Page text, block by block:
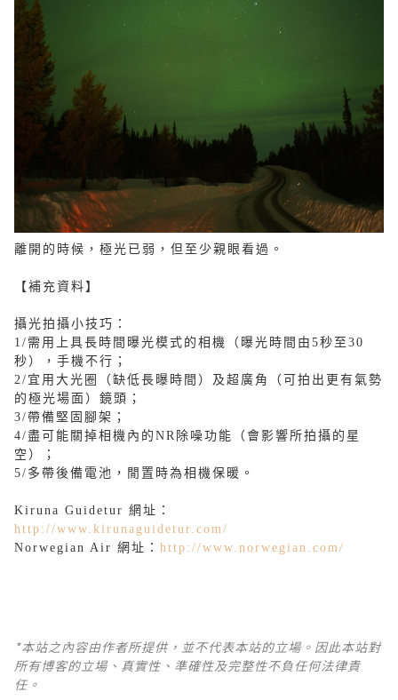
離開的時候，極光已弱，但至少親眼看過。
【補充資料】
攝光拍攝小技巧：
1/需用上具長時間曝光模式的相機（曝光時間由5秒至30
秒），手機不行；
2/宜用大光圈（缺低長曝時間）及超廣角（可拍出更有氣勢
的極光場面）鏡頭；
3/帶備堅固腳架；
4/盡可能關掉相機內的NR除噪功能（會影響所拍攝的星
空）；
5/多帶後備電池，閒置時為相機保暖。
Kiruna Guidetur 網址：
http://www.kirunaguidetur.com/
Norwegian Air 網址： http://www.norwegian.com/
*本站之內容由作者所提供，並不代表本站的立場。因此本站對
所有博客的立場、真實性、準確性及完整性不負任何法律責
任。